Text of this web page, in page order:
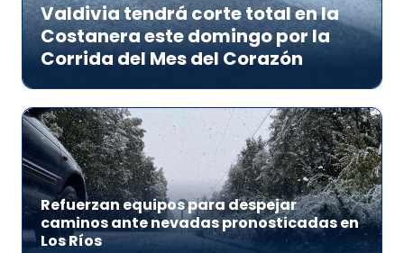
Valdivia tendrá corte total en la
Costanera este domingo por la
Corrida del Mes del Corazón
Refuerzan equipos para despejar
caminos ante nevadas pronosticadas en
Los Ríos